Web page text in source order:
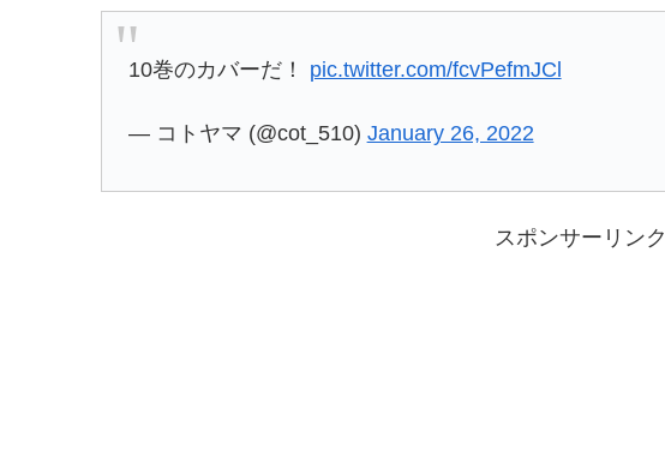
10巻のカバーだ！ pic.twitter.com/fcvPefmJCl
— コトヤマ (@cot_510) January 26, 2022
スポンサーリンク